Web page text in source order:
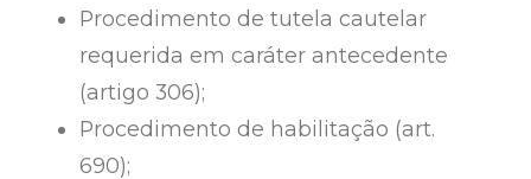
Procedimento de tutela cautelar
requerida em caráter antecedente
(artigo 306);
Procedimento de habilitação (art.
690);